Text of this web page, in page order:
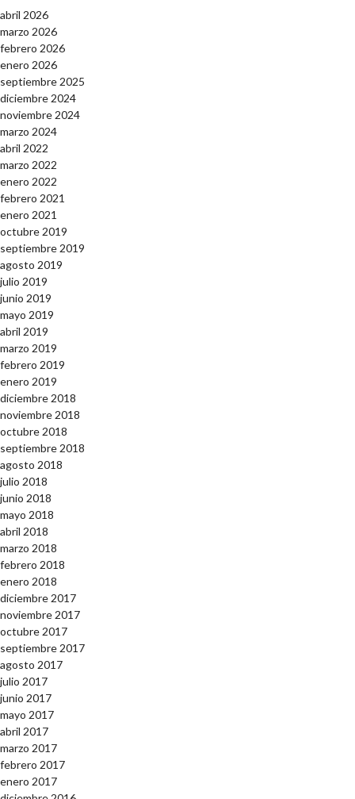
abril 2026
marzo 2026
febrero 2026
enero 2026
septiembre 2025
diciembre 2024
noviembre 2024
marzo 2024
abril 2022
marzo 2022
enero 2022
febrero 2021
enero 2021
octubre 2019
septiembre 2019
agosto 2019
julio 2019
junio 2019
mayo 2019
abril 2019
marzo 2019
febrero 2019
enero 2019
diciembre 2018
noviembre 2018
octubre 2018
septiembre 2018
agosto 2018
julio 2018
junio 2018
mayo 2018
abril 2018
marzo 2018
febrero 2018
enero 2018
diciembre 2017
noviembre 2017
octubre 2017
septiembre 2017
agosto 2017
julio 2017
junio 2017
mayo 2017
abril 2017
marzo 2017
febrero 2017
enero 2017